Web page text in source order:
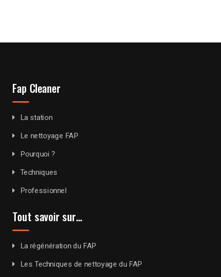
Fap Cleaner
La station
Le nettoyage FAP
Pourquoi ?
Techniques
Professionnel
Tout savoir sur…
La régénération du FAP
Les Techniques de nettoyage du FAP